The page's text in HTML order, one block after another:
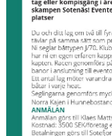
FÖRETAGSKAMPEN